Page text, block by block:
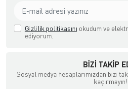
Gizlilik politikasını okudum ve
ediyorum.
BIZI TAKIP
Sosyal medya hesaplarımızdan bizi
kaçırmayın!